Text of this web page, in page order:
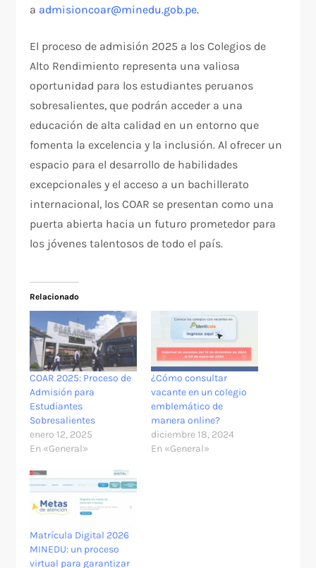
a admisioncoar@minedu.gob.pe.
El proceso de admisión 2025 a los Colegios de
Alto Rendimiento representa una valiosa
oportunidad para los estudiantes peruanos
sobresalientes, que podrán acceder a una
educación de alta calidad en un entorno que
fomenta la excelencia y la inclusión. Al ofrecer un
espacio para el desarrollo de habilidades
excepcionales y el acceso a un bachillerato
internacional, los COAR se presentan como una
puerta abierta hacia un futuro prometedor para
los jóvenes talentosos de todo el país.
Relacionado
COAR 2025: Proceso de
Admisión para
Estudiantes
Sobresalientes
enero 12, 2025
En «General»
¿Cómo consultar
vacante en un colegio
emblemático de
manera online?
diciembre 18, 2024
En «General»
Matrícula Digital 2026
MINEDU: un proceso
virtual para garantizar